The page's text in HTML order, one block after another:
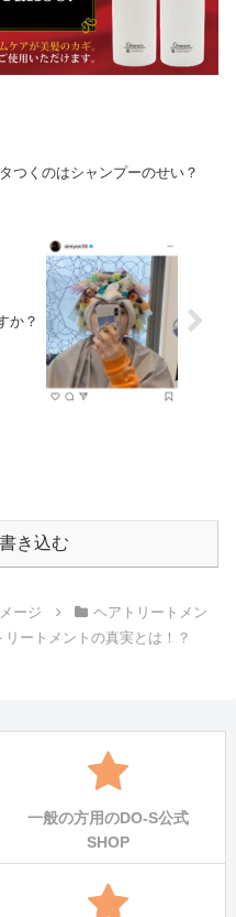
つくのはシャンプーのせい？
か？
き込む
ージ
ヘアトリートメン
ートメントの真実とは！？
一般の方用のDO-S公式
SHOP